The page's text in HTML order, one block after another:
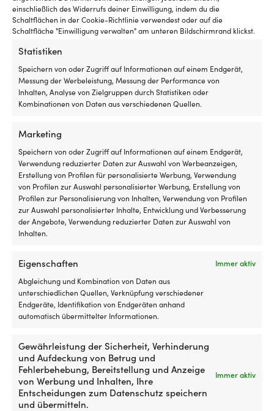
einschließlich des Widerrufs deiner Einwilligung, indem du die
Schaltflächen in der Cookie-Richtlinie verwendest oder auf die
Schaltfläche "Einwilligung verwalten" am unteren Bildschirmrand klickst.
Statistiken
Speichern von oder Zugriff auf Informationen auf einem Endgerät,
Messung der Werbeleistung, Messung der Performance von
Inhalten, Analyse von Zielgruppen durch Statistiken oder
Kombinationen von Daten aus verschiedenen Quellen.
Marketing
Speichern von oder Zugriff auf Informationen auf einem Endgerät,
Verwendung reduzierter Daten zur Auswahl von Werbeanzeigen,
Erstellung von Profilen für personalisierte Werbung, Verwendung
von Profilen zur Auswahl personalisierter Werbung, Erstellung von
Profilen zur Personalisierung von Inhalten, Verwendung von Profilen
zur Auswahl personalisierter Inhalte, Entwicklung und Verbesserung
der Angebote, Verwendung reduzierter Daten zur Auswahl von
Inhalten.
Eigenschaften
Immer aktiv
Abgleichung und Kombination von Daten aus
unterschiedlichen Quellen, Verknüpfung verschiedener
Endgeräte, Identifikation von Endgeräten anhand
automatisch übermittelter Informationen.
Gewährleistung der Sicherheit, Verhinderung
und Aufdeckung von Betrug und
Fehlerbehebung, Bereitstellung und Anzeige
von Werbung und Inhalten, Ihre
Entscheidungen zum Datenschutz speichern
und übermitteln.
Immer aktiv
59,99€
4 VORRÄTIG (KANN
NACHBESTELLT WERDEN)
49,99€
7 VORRÄTIG (KANN
NACHBESTELLT WERDEN)
Schalter, 4-polig, Ein-Aus, 20 A
(12 V) / 10 A (24 V), mit
Beleuchtung, schwarz
11,86€
MwSt. inkl.
NACHBESTELLUNG
Abdeckung / Knopf für
Schalter Carling Technologies
4,50€
MwSt. inkl.
3 VORRÄTIG (KANN